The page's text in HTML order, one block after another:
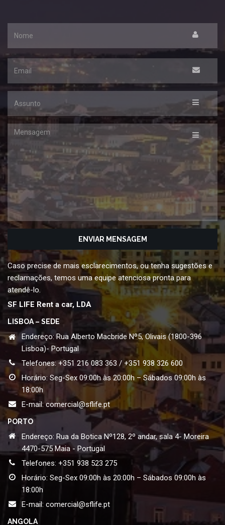
Email
Mensagem
Caso precise de mais esclarecimentos, ou tenha sugestões e
reclamações, temos uma equipe atenciosa pronta para
atendê-lo.
SF LIFE Rent a car, LDA
LISBOA – SEDE
Endereço: Rua Alberto Macbride Nº5, Olivais (1800-396
Lisboa)- Portugal
Telefones: +351 216 083 363 / +351 938 326 600
Horário: Seg-Sex 09:00h às 20:00h – Sábados 09:00h às
18:00h
E-mail:comercial@sflife.pt
PORTO
Endereço: Rua da Botica Nº128, 2º andar, sala 4- Moreira
4470-575 Maia - Portugal
Telefones: +351 938 523 275
Horário: Seg-Sex 09:00h às 20:00h – Sábados 09:00h às
18:00h
E-mail: comercial@sflife.pt
ANGOLA